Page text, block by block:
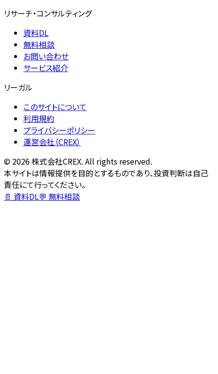
リサーチ・コンサルティング
資料DL
無料相談
お問い合わせ
サービス紹介
リーガル
このサイトについて
利用規約
プライバシーポリシー
運営会社（CREX）
© 2026株式会社CREX. All rights reserved.
本サイトは情報提供を目的とするものであり、投資判断は自己
責任にて行ってください。
📄 資料DL💬 無料相談